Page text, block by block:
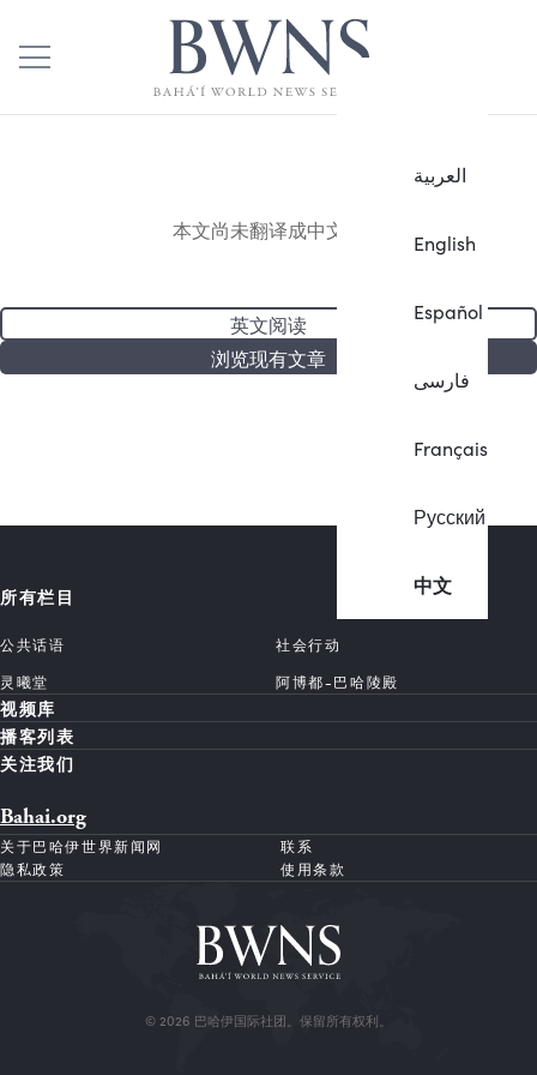
العربية
English
Español
فارسی
Français
Русский
中文
本文尚未翻译成中文。
英文阅读
浏览现有文章
所有栏目
公共话语
社会行动
灵曦堂
阿博都-巴哈陵殿
视频库
播客列表
关注我们
Bahai.org
关于巴哈伊世界新闻网
联系
隐私政策
使用条款
© 2026 巴哈伊国际社团。保留所有权利。